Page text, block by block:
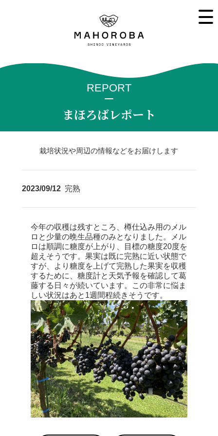
REPORT
まほろばレポート
栽培状況や周辺の情報などをお届けします
2023/09/12完熟
今年の収穫は残すところ、樽仕込み用のメル
ロと少量の晩生品種のみとなりました。メル
ロは順調に糖度が上がり、目標の糖度20度を
超えそうです。果実は既に完熟に近い状態で
すが、より糖度を上げて完熟した果実を収穫
するために、糖度計と天気予報を確認して葛
藤する日々が続いています。この非常に悩ま
しい状況はあと1週間程続きそうです。